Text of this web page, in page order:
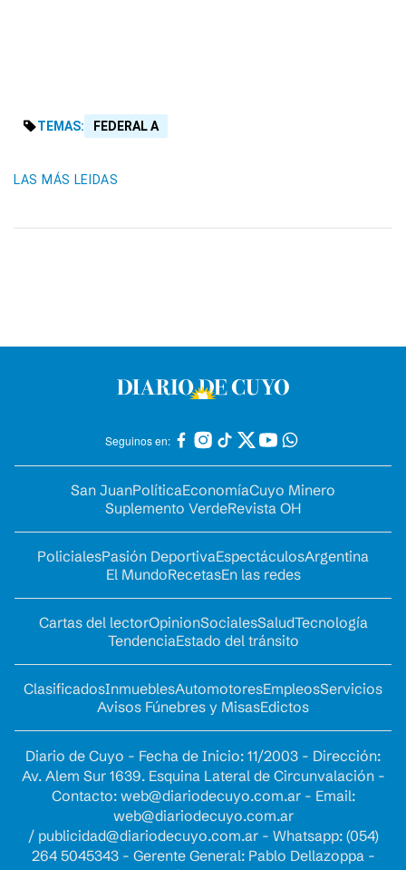
TEMAS: FEDERAL A
LAS MÁS LEIDAS
Seguinos en:
San JuanPolíticaEconomíaCuyo Minero
Suplemento VerdeRevista OH
PolicialesPasión DeportivaEspectáculosArgentina
El MundoRecetasEn las redes
Cartas del lectorOpinionSocialesSaludTecnología
TendenciaEstado del tránsito
ClasificadosInmueblesAutomotoresEmpleosServicios
Avisos Fúnebres y MisasEdictos
Diario de Cuyo - Fecha de Inicio: 11/2003 - Dirección:
Av. Alem Sur 1639. Esquina Lateral de Circunvalación -
Contacto: web@diariodecuyo.com.ar- Email:
web@diariodecuyo.com.ar
/ publicidad@diariodecuyo.com.ar- Whatsapp: (054)
264 5045343 - Gerente General: Pablo Dellazoppa -